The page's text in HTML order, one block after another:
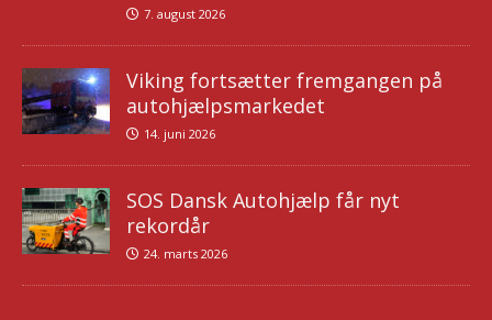
7. august 2026
Viking fortsætter fremgangen på
autohjælpsmarkedet
14. juni 2026
SOS Dansk Autohjælp får nyt
rekordår
24. marts 2026